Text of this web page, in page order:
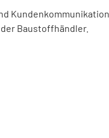
Baustoffhändler.